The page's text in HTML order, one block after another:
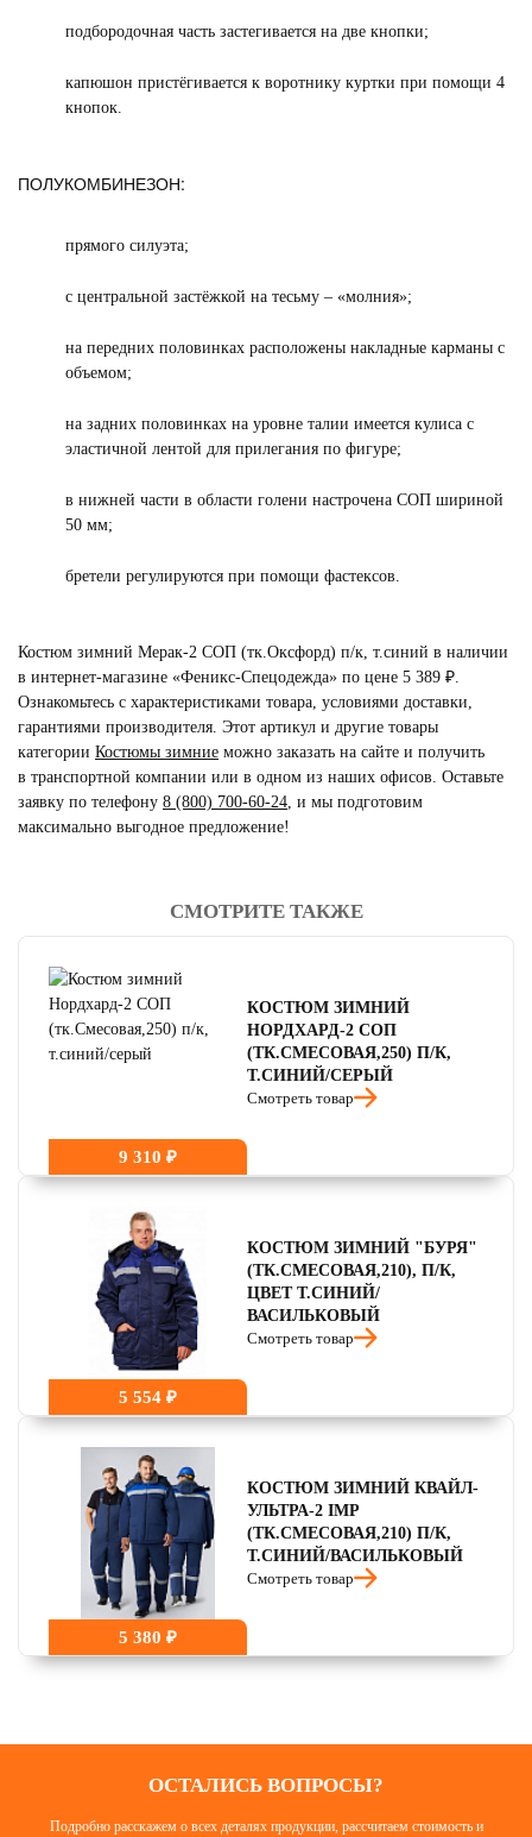
подбородочная часть застегивается на две кнопки;
капюшон пристёгивается к воротнику куртки при помощи 4
кнопок.
ПОЛУКОМБИНЕЗОН:
прямого силуэта;
с центральной застёжкой на тесьму – «молния»;
на передних половинках расположены накладные карманы с
объемом;
на задних половинках на уровне талии имеется кулиса с
эластичной лентой для прилегания по фигуре;
в нижней части в области голени настрочена СОП шириной
50 мм;
бретели регулируются при помощи фастексов.
Костюм зимний Мерак-2 СОП (тк.Оксфорд) п/к, т.синий в наличии
в интернет-магазине «Феникс-Спецодежда» по цене 5 389 ₽.
Ознакомьтесь с характеристиками товара, условиями доставки,
гарантиями производителя. Этот артикул и другие товары
категории Костюмы зимние можно заказать на сайте и получить
в транспортной компании или в одном из наших офисов. Оставьте
заявку по телефону 8 (800) 700-60-24 и мы подготовим
максимально выгодное предложение!
4.5
СМОТРИТЕ ТАКЖЕ
9 310 ₽
КОСТЮМ ЗИМНИЙ
НОРДХАРД-2 СОП
(ТК.СМЕСОВАЯ,250) П/К,
Т.СИНИЙ/СЕРЫЙ
Смотреть товар
5 554 ₽
КОСТЮМ ЗИМНИЙ "БУРЯ"
(ТК.СМЕСОВАЯ,210), П/К,
ЦВЕТ Т.СИНИЙ/
ВАСИЛЬКОВЫЙ
Смотреть товар
5 380 ₽
КОСТЮМ ЗИМНИЙ КВАЙЛ-
УЛЬТРА-2 IMP
(ТК.СМЕСОВАЯ,210) П/К,
Т.СИНИЙ/ВАСИЛЬКОВЫЙ
Смотреть товар
ОСТАЛИСЬ ВОПРОСЫ?
Подробно расскажем о всех деталях продукции, рассчитаем стоимость и